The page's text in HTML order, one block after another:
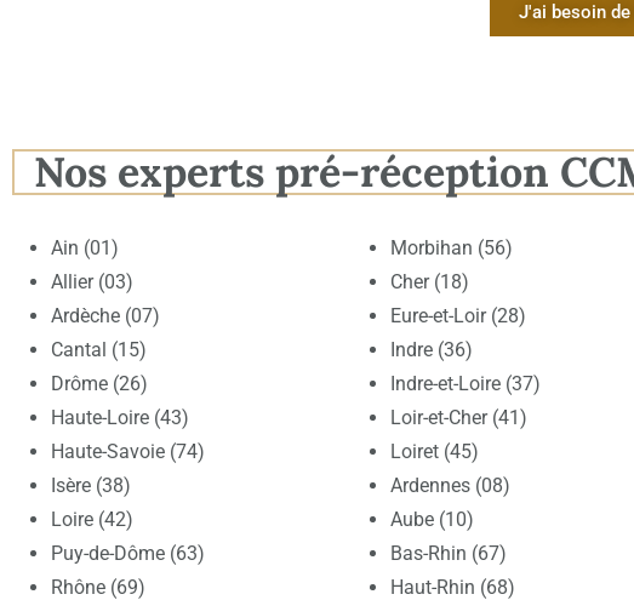
J'ai besoin
Nos experts pré-réception
Ain (01)
Allier (03)
Ardèche (07)
Cantal (15)
Drôme (26)
Haute-Loire (43)
Haute-Savoie (74)
Isère (38)
Loire (42)
Puy-de-Dôme (63)
Rhône (69)
Morbihan (56)
Cher (18)
Eure-et-Loir (28)
Indre (36)
Indre-et-Loire (37)
Loir-et-Cher (41)
Loiret (45)
Ardennes (08)
Aube (10)
Bas-Rhin (67)
Haut-Rhin (68)